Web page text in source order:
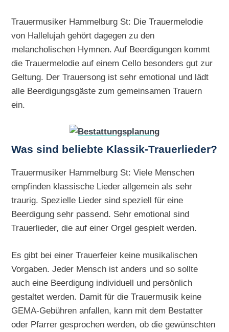
Trauermusiker Hammelburg St: Die Trauermelodie
von Hallelujah gehört dagegen zu den
melancholischen Hymnen. Auf Beerdigungen kommt
die Trauermelodie auf einem Cello besonders gut zur
Geltung. Der Trauersong ist sehr emotional und lädt
alle Beerdigungsgäste zum gemeinsamen Trauern
ein.
Was sind beliebte Klassik-Trauerlieder?
Trauermusiker Hammelburg St: Viele Menschen
empfinden klassische Lieder allgemein als sehr
traurig. Spezielle Lieder sind speziell für eine
Beerdigung sehr passend. Sehr emotional sind
Trauerlieder, die auf einer Orgel gespielt werden.
Es gibt bei einer Trauerfeier keine musikalischen
Vorgaben. Jeder Mensch ist anders und so sollte
auch eine Beerdigung individuell und persönlich
gestaltet werden. Damit für die Trauermusik keine
GEMA-Gebühren anfallen, kann mit dem Bestatter
oder Pfarrer gesprochen werden, ob die gewünschten